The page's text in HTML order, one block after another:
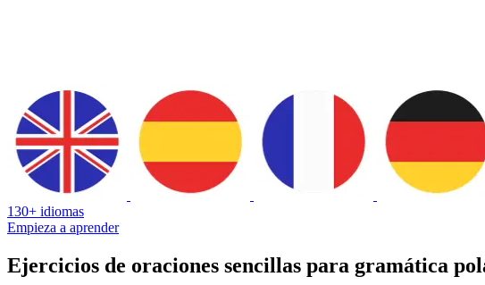
130+ idiomas
Empieza a aprender
Ejercicios de oraciones sencillas para gramática